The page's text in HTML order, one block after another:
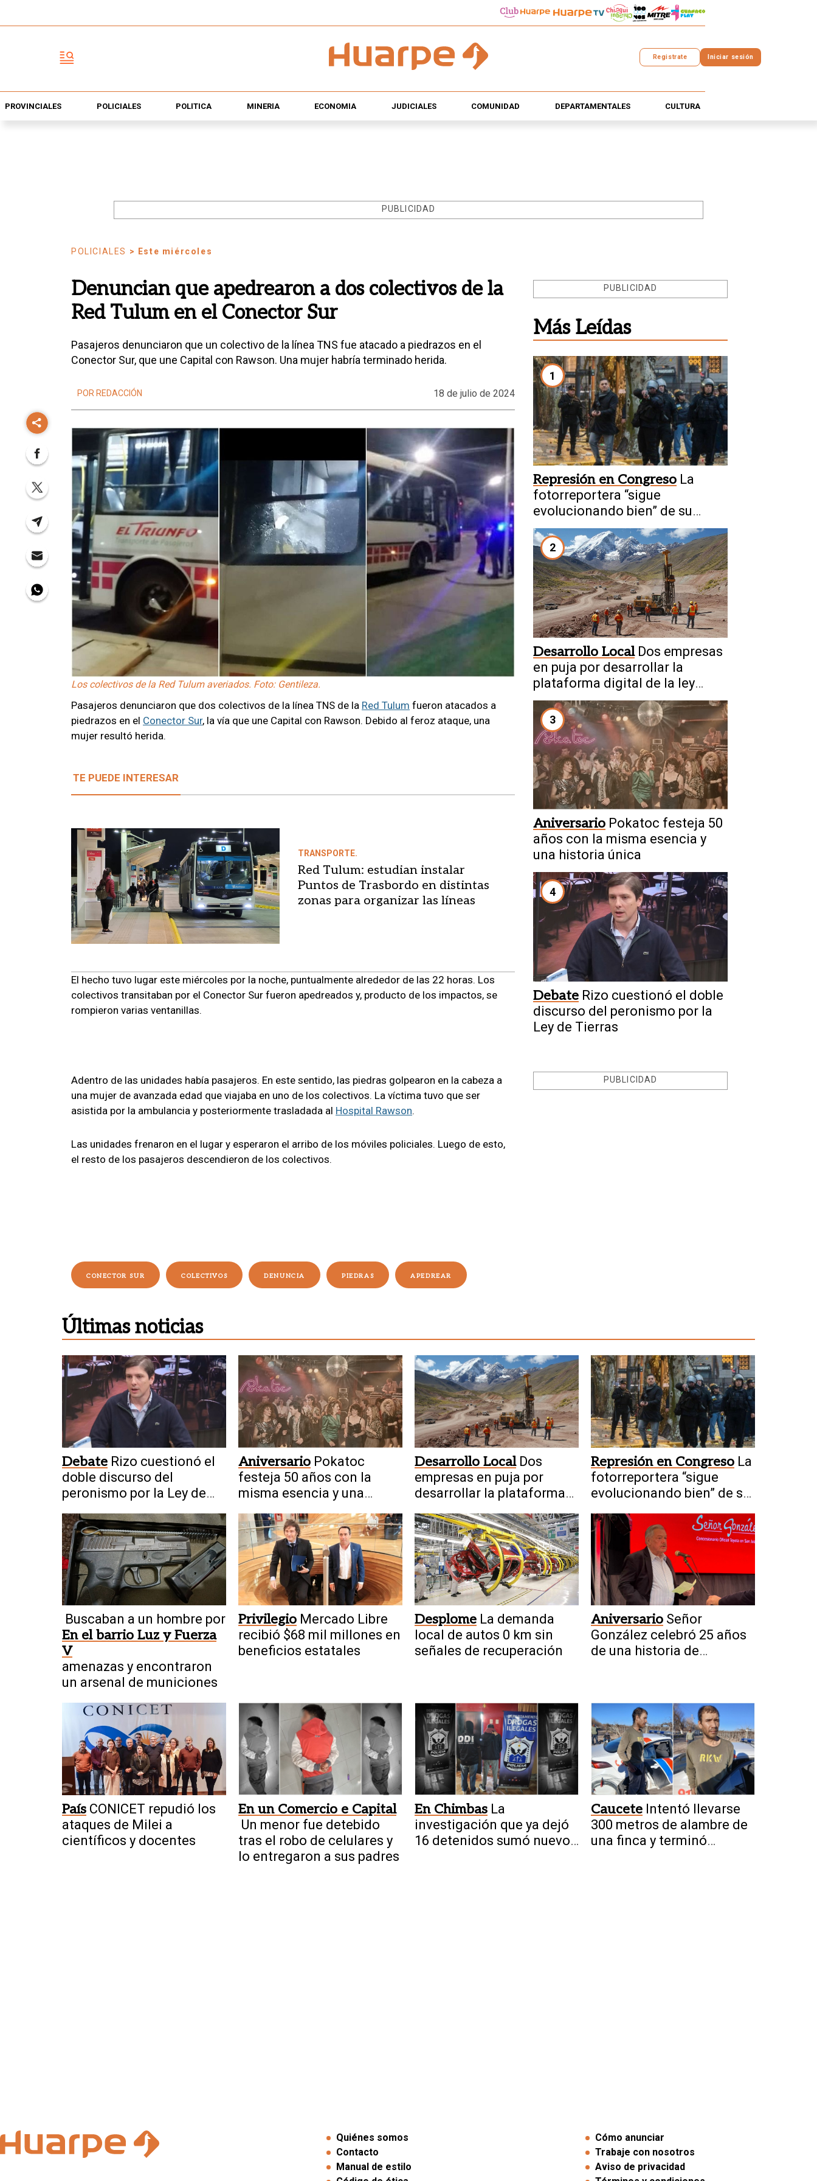
Registrate Iniciar sesión
PROVINCIALES POLICIALES POLÍTICA MINERÍA ECONOMÍA JUDICIALES COMUNIDAD DEPARTAMENTALES CULTURA
PUBLICIDAD
POLICIALES > Este miércoles
Denuncian que apedrearon a dos colectivos de la
Red Tulum en el Conector Sur
Pasajeros denunciaron que un colectivo de la línea TNS fue atacado a piedrazos en el
Conector Sur, que une Capital con Rawson. Una mujer habría terminado herida.
POR REDACCIÓN 18 de julio de 2024
Los colectivos de la Red Tulum averiados. Foto: Gentileza.
Pasajeros denunciaron que dos colectivos de la línea TNS de la Red Tulum fueron atacados a
piedrazos en el Conector Sur, la vía que une Capital con Rawson. Debido al feroz ataque, una
mujer resultó herida.
TE PUEDE INTERESAR
TRANSPORTE.
Red Tulum: estudian instalar
Puntos de Trasbordo en distintas
zonas para organizar las líneas
El hecho tuvo lugar este miércoles por la noche, puntualmente alrededor de las 22 horas. Los
colectivos transitaban por el Conector Sur fueron apedreados y, producto de los impactos, se
rompieron varias ventanillas.
Adentro de las unidades había pasajeros. En este sentido, las piedras golpearon en la cabeza a
una mujer de avanzada edad que viajaba en uno de los colectivos. La víctima tuvo que ser
asistida por la ambulancia y posteriormente trasladada al Hospital Rawson.
Las unidades frenaron en el lugar y esperaron el arribo de los móviles policiales. Luego de esto,
el resto de los pasajeros descendieron de los colectivos.
CONECTOR SUR COLECTIVOS DENUNCIA PIEDRAS APEDREAR
PUBLICIDAD
Más Leídas
1
Represión en Congreso La
fotorreportera “sigue
evolucionando bien” de su
fractura craneal
2
Desarrollo Local Dos empresas
en puja por desarrollar la
plataforma digital de la ley
minera
3
Aniversario Pokatoc festeja 50
años con la misma esencia y
una historia única
4
Debate Rizo cuestionó el doble
discurso del peronismo por la
Ley de Tierras
PUBLICIDAD
Últimas noticias
Debate Rizo cuestionó el
doble discurso del
peronismo por la Ley de
Aniversario Pokatoc
festeja 50 años con la
misma esencia y una
Desarrollo Local Dos
empresas en puja por
desarrollar la plataforma
Represión en Congreso La
fotorreportera “sigue
evolucionando bien” de su
En el barrio Luz y Fuerza
V
Buscaban a un hombre por
amenazas y encontraron
un arsenal de municiones
Privilegio Mercado Libre
recibió $68 mil millones en
beneficios estatales
Desplome La demanda
local de autos 0 km sin
señales de recuperación
Aniversario Señor
González celebró 25 años
de una historia de
País CONICET repudió los
ataques de Milei a
científicos y docentes
En un Comercio e Capital
Un menor fue detebido
tras el robo de celulares y
lo entregaron a sus padres
En Chimbas La
investigación que ya dejó
16 detenidos sumó nuevos
Caucete Intentó llevarse
300 metros de alambre de
una finca y terminó
Quiénes somos
Contacto
Manual de estilo
Cómo anunciar
Trabaje con nosotros
Aviso de privacidad